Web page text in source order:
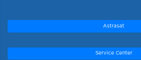
Astrasat
Service Center